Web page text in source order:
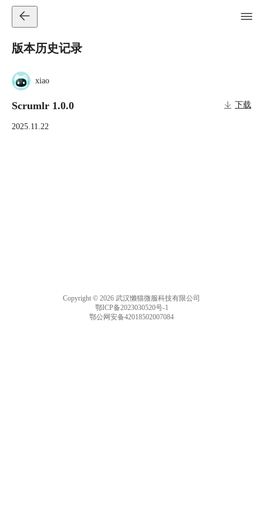
版本历史记录
xiao
Scrumlr 1.0.0 下载
2025.11.22
Copyright © 2026 武汉懒猫微服科技有限公司
鄂ICP备2023030520号-1
鄂公网安备42018502007084